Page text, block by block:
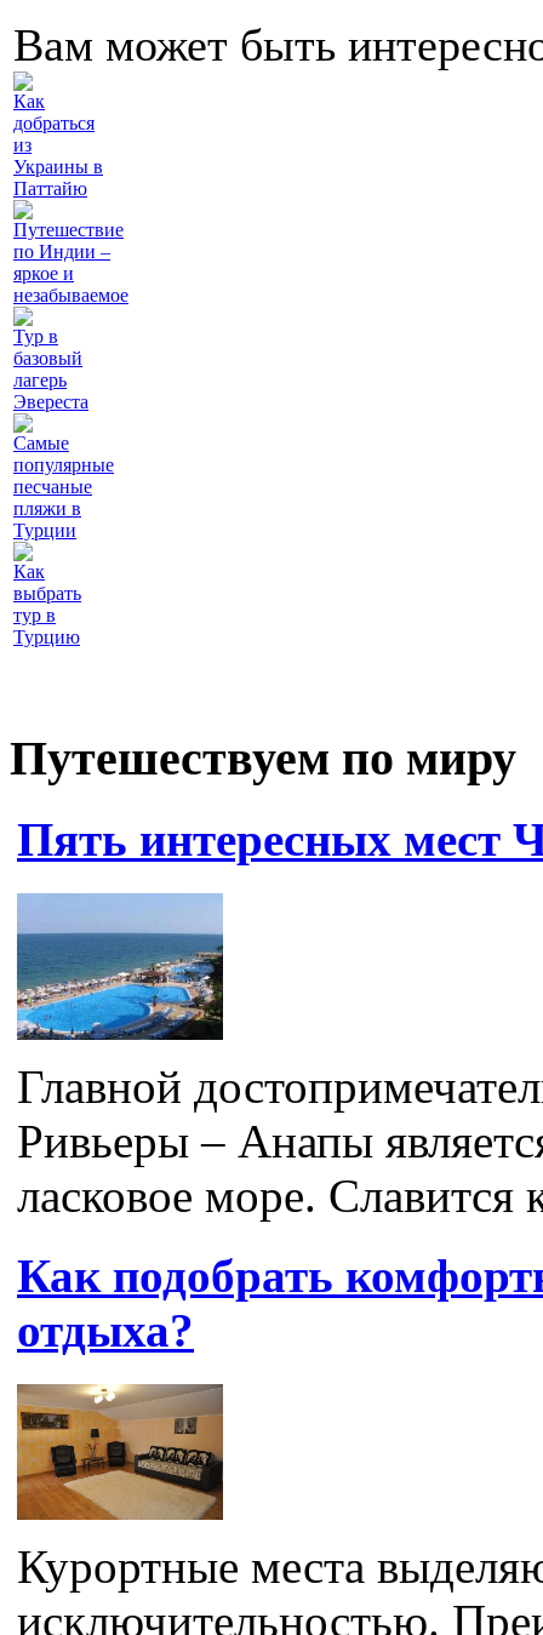
Вам может быть
Как
добраться
из
Украины в
Паттайю
Путешествие
по Индии –
яркое и
незабываемое
Тур в
базовый
лагерь
Эвереста
Самые
популярные
песчаные
пляжи в
Турции
Как
выбрать
тур в
Турцию
Путешествуем по миру
Пять интересных мест
Главной
Ривьеры – Анапы
ласковое море. Славится
Как подобрать
отдыха?
Курортные места
исключительностью.